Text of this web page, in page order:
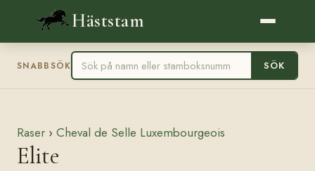
Häststam
SNABBSÖK SÖK
Raser › Cheval de Selle Luxembourgeois
Elite